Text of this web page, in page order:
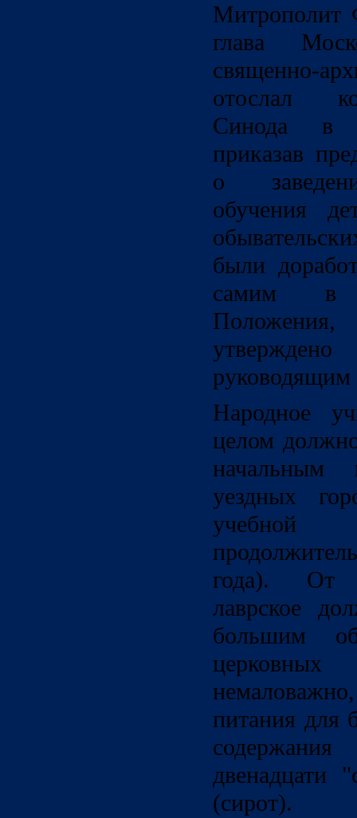
Митрополит
глава
священно-
отослал
Синода в
приказав
о
обучения
были
самим в
Народное
целом
начальным
уездных
года). От
лаврское
большим
питания для
двенадцати
(сирот).